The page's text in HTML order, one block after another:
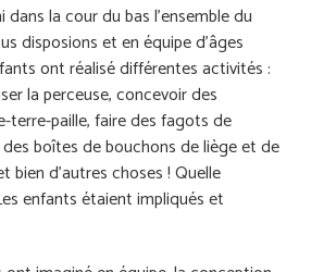
la cour du bas l’ensemble du
disposions et en équipe d’âges
ont réalisé différentes activités :
la perceuse, concevoir des
terre-paille, faire des fagots de
boîtes de bouchons de liège et de
bien d’autres choses ! Quelle
enfants étaient impliqués et